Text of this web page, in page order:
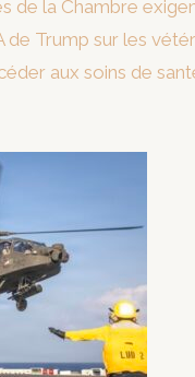
de la Chambre
de Trump sur les
aux soins de